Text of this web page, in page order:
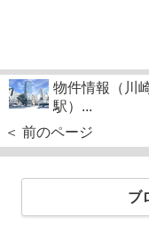
物件情報（川
駅）...
＜ 前のページ
ブ